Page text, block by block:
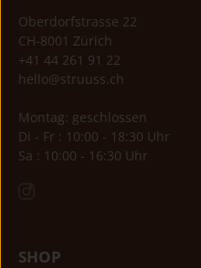
Oberdorfstrasse 22
CH-8001 Zürich
+41 44 261 91 22
hello@struuss.ch
Montag: geschlossen
Di - Fr : 10:00 - 18:30 Uhr
Sa : 10:00 - 16:30 Uhr
SHOP